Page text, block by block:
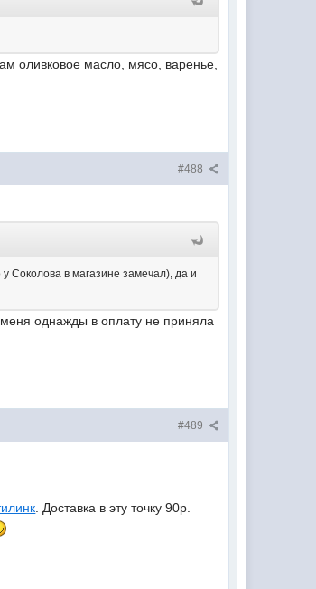
оливковое масло, мясо, варенье,
#488
Соколова в магазине замечал), да и
однажды в оплату не приняла
#489
. Доставка в эту точку 90р.